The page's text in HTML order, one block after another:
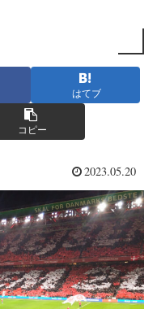
はてブ
コピー
2023.05.20